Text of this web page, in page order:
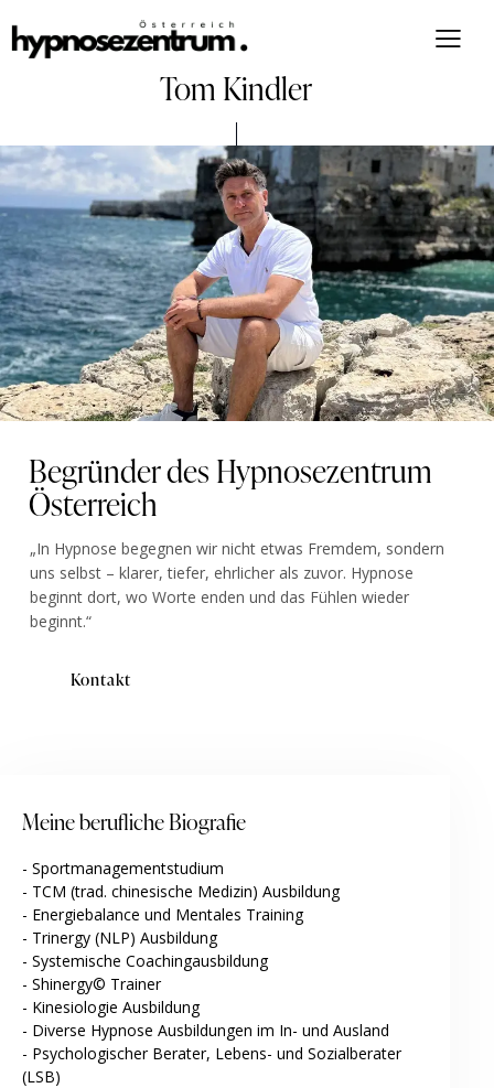
Tom Kindler
Begründer des Hypnosezentrum
Österreich
„In Hypnose begegnen wir nicht etwas Fremdem, sondern
uns selbst – klarer, tiefer, ehrlicher als zuvor. Hypnose
beginnt dort, wo Worte enden und das Fühlen wieder
beginnt.“
Kontakt
Meine berufliche Biografie
- Sportmanagementstudium
- TCM (trad. chinesische Medizin) Ausbildung
- Energiebalance und Mentales Training
- Trinergy (NLP) Ausbildung
- Systemische Coachingausbildung
- Shinergy© Trainer
- Kinesiologie Ausbildung
- Diverse Hypnose Ausbildungen im In- und Ausland
- Psychologischer Berater, Lebens- und Sozialberater
(LSB)